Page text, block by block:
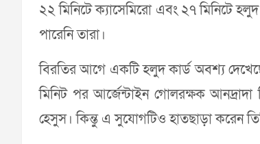
২২ মিনিটে ক্যাসেমিরো এবং ২৭ মিনিটে
পারেনি তারা।
বিরতির আগে একটি হলুদ কার্ড অবশ্য
মিনিট পর আর্জেন্টাইন গোলরক্ষক
হেসুস। কিন্তু এ সুযোগটিও হাতছাড়া করেন